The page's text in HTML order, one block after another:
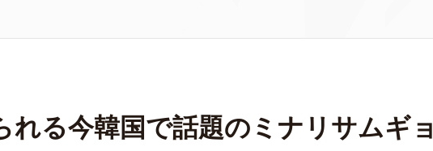
れる今韓国で話題のミナリサムギョ